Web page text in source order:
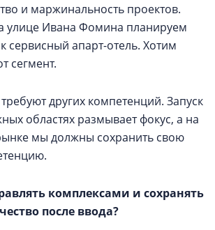
и маржинальность проектов.
улице Ивана Фомина планируем
сервисный апарт-отель. Хотим
сегмент.
других компетенций. Запуск
областях размывает фокус, а на
мы должны сохранить свою
комплексами и сохранять
после ввода?